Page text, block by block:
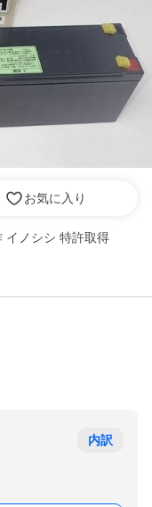
お気に入り
イノシシ 特許取得
内訳